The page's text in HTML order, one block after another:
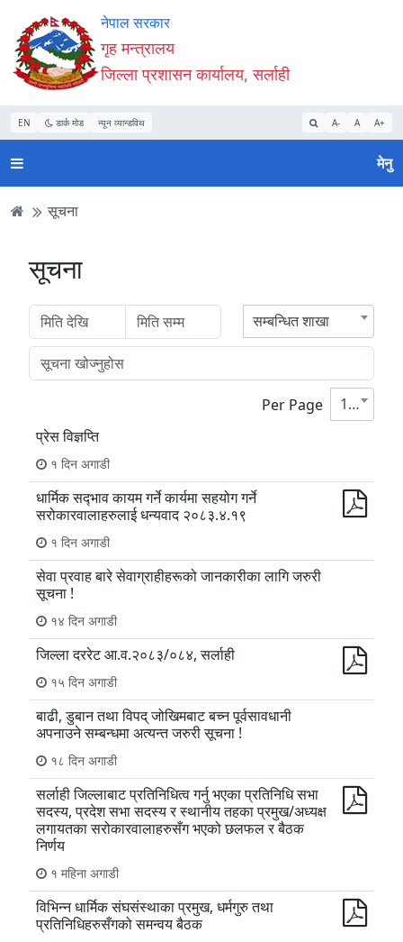
Accessibility
Mode
सुरु
गर्नुहोस्
सामाग्री
पढ्नुहाेस्
नेभिगेसन
पढ्नुहाेस्
वेबसाइट
खोजमा
जानुहोस्
नेपाल सरकार
गृह मन्त्रालय
जिल्ला प्रशासन कार्यालय, सर्लाही
EN डार्क मोड न्यून व्यान्डविथ A- A A+
मेनु
सूचना
सूचना
सम्बन्धित शाखा
Per Page
10
प्रेस विज्ञप्ति
१ दिन अगाडी
धार्मिक सद्‍भाव कायम गर्ने कार्यमा सहयोग गर्ने
सरोकारवालाहरुलाई धन्यवाद २०८३.४.१९
१ दिन अगाडी
सेवा प्रवाह बारे सेवाग्राहीहरूको जानकारीका लागि जरुरी
सूचना !
१४ दिन अगाडी
जिल्ला दररेट आ.व.२०८३/०८४, सर्लाही
१५ दिन अगाडी
बाढी, डुबान तथा विपद् जोखिमबाट बच्न पूर्वसावधानी
अपनाउने सम्बन्धमा अत्यन्त जरुरी सूचना !
१८ दिन अगाडी
सर्लाही जिल्लाबाट प्रतिनिधित्व गर्नु भएका प्रतिनिधि सभा
सदस्य, प्रदेश सभा सदस्य र स्थानीय तहका प्रमुख/अध्यक्ष
लगायतका सरोकारवालाहरुसँग भएको छलफल र बैठक
निर्णय
१ महिना अगाडी
विभिन्न धार्मिक संघसंस्थाका प्रमुख, धर्मगुरु तथा
प्रतिनिधिहरुसँगको समन्वय बैठक